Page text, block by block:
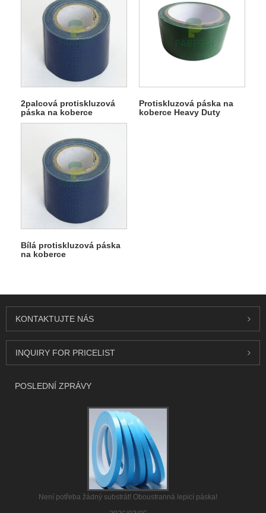
2palcová protiskluzová
páska na koberce
Protiskluzová páska na
koberce Heavy Duty
Bílá protiskluzová páska
na koberce
KONTAKTUJTE NÁS
INQUIRY FOR PRICELIST
POSLEDNÍ ZPRÁVY
Není potřeba žádný substrát! Oboustranná lepicí páska!